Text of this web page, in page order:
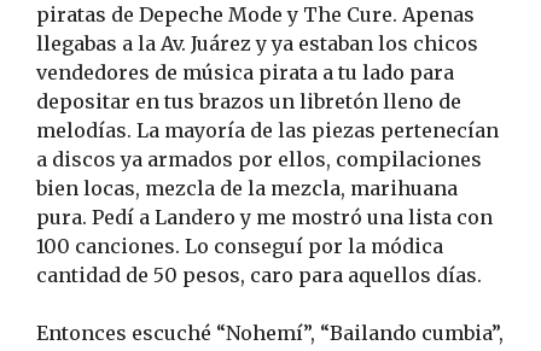
piratas de Depeche Mode y The Cure. Apenas
llegabas a la Av. Juárez y ya estaban los chicos
vendedores de música pirata a tu lado para
depositar en tus brazos un libretón lleno de
melodías. La mayoría de las piezas pertenecían
a discos ya armados por ellos, compilaciones
bien locas, mezcla de la mezcla, marihuana
pura. Pedí a Landero y me mostró una lista con
100 canciones. Lo conseguí por la módica
cantidad de 50 pesos, caro para aquellos días.
Entonces escuché “Nohemí”, “Bailando cumbia”,